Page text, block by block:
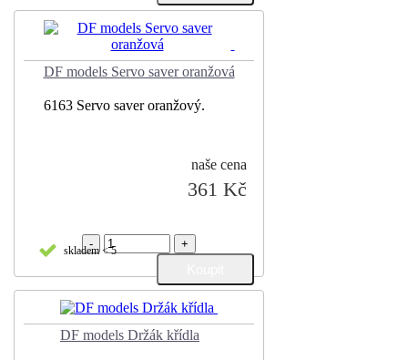
DF models Servo saver oranžová
6163 Servo saver oranžový.
naše cena
361 Kč
skladem < 5
- +
DF models Držák křídla